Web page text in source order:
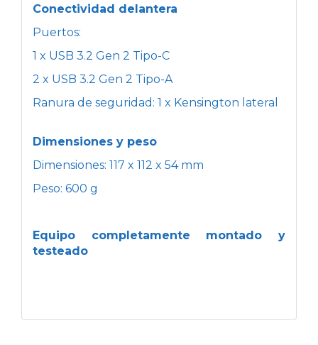
Conectividad delantera
Puertos:
1 x USB 3.2 Gen 2 Tipo-C
2 x USB 3.2 Gen 2 Tipo-A
Ranura de seguridad: 1 x Kensington lateral
Dimensiones y peso
Dimensiones: 117 x 112 x 54 mm
Peso: 600 g
Equipo completamente montado y
testeado